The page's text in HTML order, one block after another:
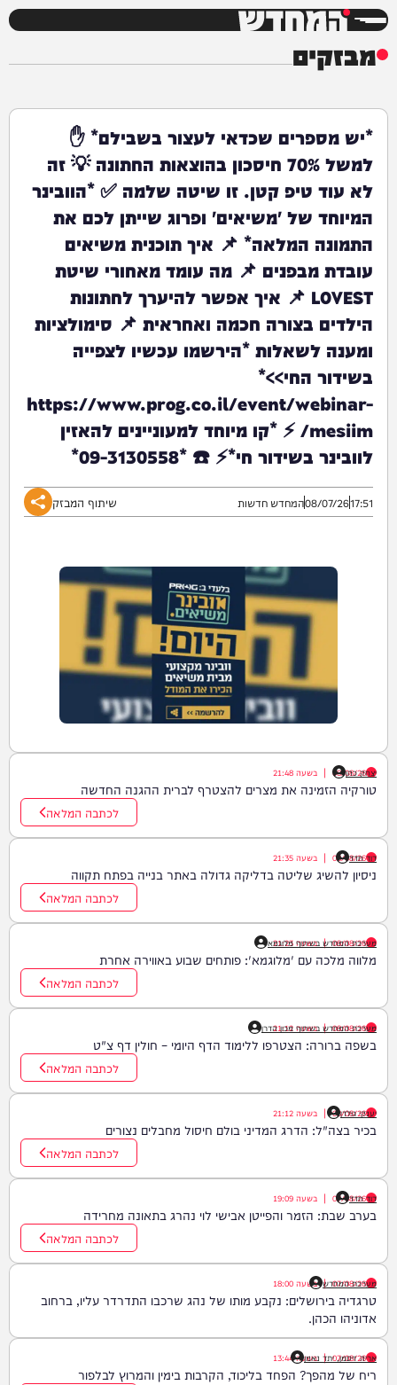
המחדש
מבזקים
*יש מספרים שכדאי לעצור בשבילם* ✋
למשל 70% חיסכון בהוצאות החתונה 💡 זה
לא עוד טיפ קטן. זו שיטה שלמה ✅ *הוובינר
המיוחד של 'משיאים' ופרוג שייתן לכם את
התמונה המלאה* 📌 איך תוכנית משיאים
עובדת מבפנים 📌 מה עומד מאחורי שיטת
LOVEST 📌 איך אפשר להיערך לחתונות
הילדים בצורה חכמה ואחראית 📌 סימולציות
ומענה לשאלות *הירשמו עכשיו לצפייה
בשידור החי>>*
https://www.prog.co.il/event/webinar-
mesiim/ ⚡️ *קו מיוחד למעוניינים להאזין
לוובינר בשידור חי*⚡️ ☎️ *09-3130558*
17:51
08/07/26המחדש חדשות שיתוף המבזק
יצחק כהן
08/08/26
| בשעה 21:48
טורקיה הזמינה את מצרים להצטרף לברית ההגנה החדשה
לכתבה המלאה
דוד חדד
08/08/26
| בשעה 21:35
ניסיון להשיג שליטה בדליקה גדולה באתר בנייה בפתח תקווה
לכתבה המלאה
מערכת המחדש בשיתוף מלוגמא
08/08/26
| בשעה 21:23
מלווה מלכה עם 'מלוגמא': פותחים שבוע באווירה אחרת
לכתבה המלאה
מערכת המחדש בשיתוף מכון הדרן
08/08/26
| בשעה 21:12
בשפה ברורה: הצטרפו ללימוד הדף היומי – חולין דף צ"ט
לכתבה המלאה
יענקי גולדן
08/08/26
| בשעה 21:12
בכיר בצה"ל: הדרג המדיני בולם חיסול מחבלים נצורים
לכתבה המלאה
דוד חדד
07/08/26
| בשעה 19:09
בערב שבת: הזמר והפייטן אבישי לוי נהרג בתאונה מחרידה
לכתבה המלאה
מערכת המחדש
07/08/26
| בשעה 18:00
טרגדיה בירושלים: נקבע מותו של נהג שרכבו התדרדר עליו, ברחוב
אדוניהו הכהן.
אריה זיסמן, יתד נאמן
07/08/26
| בשעה13:44
ריח של מהפך? הפחד בליכוד, הקרבות בימין והמרוץ לבלפור